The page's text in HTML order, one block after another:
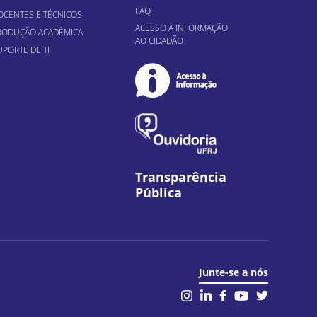
E TÉCNICOS
ACADÊMICA
DE TI
FAQ
ACESSO À INFORMAÇÃO
AO CIDADÃO
Transparência
Pública
Junte-se a nós